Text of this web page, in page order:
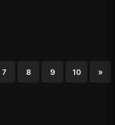
7 8 9 10 »